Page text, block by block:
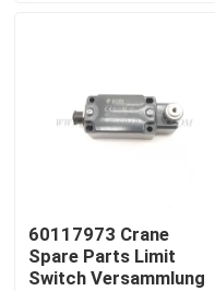
Referenzen
Crane Electrical Parts
60117973 Crane
Spare Parts Limit
Switch Versammlung